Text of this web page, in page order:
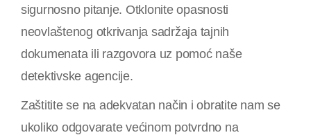
sigurnosno pitanje. Otklonite opasnosti
neovlaštenog otkrivanja sadržaja tajnih
dokumenata ili razgovora uz pomoć naše
detektivske agencije.
Zaštitite se na adekvatan način i obratite nam se
ukoliko odgovarate većinom potvrdno na